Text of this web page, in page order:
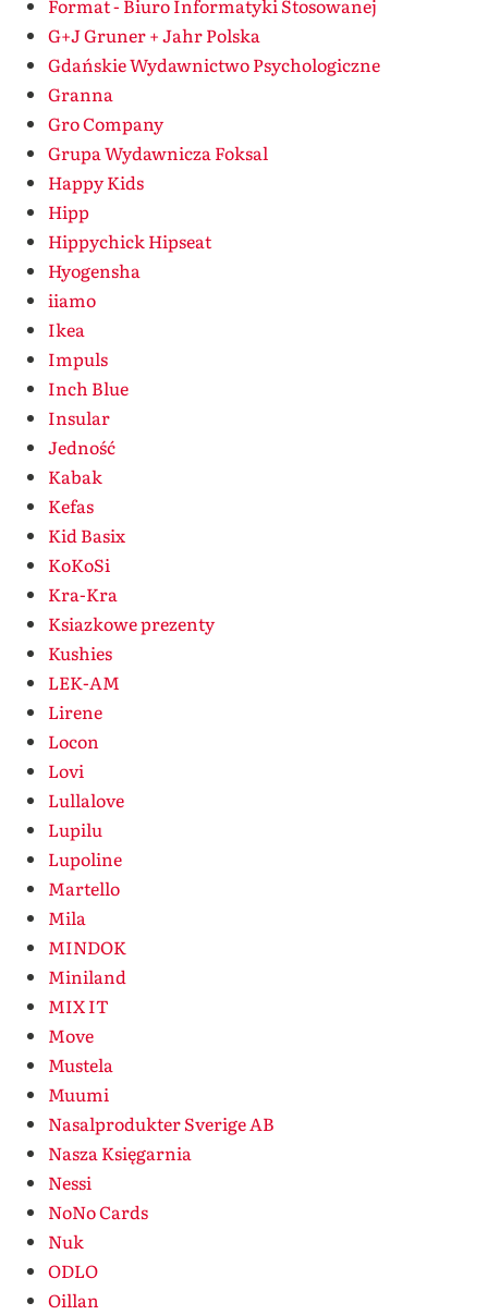
Format - Biuro Informatyki Stosowanej
G+J Gruner + Jahr Polska
Gdańskie Wydawnictwo Psychologiczne
Granna
Gro Company
Grupa Wydawnicza Foksal
Happy Kids
Hipp
Hippychick Hipseat
Hyogensha
iiamo
Ikea
Impuls
Inch Blue
Insular
Jedność
Kabak
Kefas
Kid Basix
KoKoSi
Kra-Kra
Ksiazkowe prezenty
Kushies
LEK-AM
Lirene
Locon
Lovi
Lullalove
Lupilu
Lupoline
Martello
Mila
MINDOK
Miniland
MIX IT
Move
Mustela
Muumi
Nasalprodukter Sverige AB
Nasza Księgarnia
Nessi
NoNo Cards
Nuk
ODLO
Oillan